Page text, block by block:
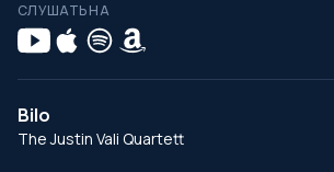
СЛУШАТЬ НА
Bilo
The Justin Vali Quartett